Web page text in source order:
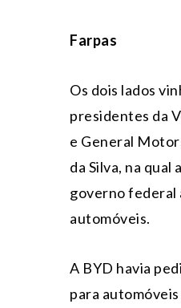
Farpas
Os dois lados
presidentes da
e General
da Silva, na
governo federal
automóveis.
A BYD havia
para